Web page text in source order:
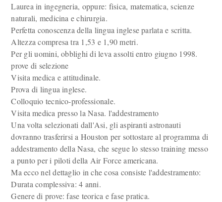
Laurea in ingegneria, oppure: fisica, matematica, scienze
naturali, medicina e chirurgia.
Perfetta conoscenza della lingua inglese parlata e scritta.
Altezza compresa tra 1,53 e 1,90 metri.
Per gli uomini, obblighi di leva assolti entro giugno 1998.
prove di selezione
Visita medica e attitudinale.
Prova di lingua inglese.
Colloquio tecnico-professionale.
Visita medica presso la Nasa. l'addestramento
Una volta selezionati dall'Asi, gli aspiranti astronauti
dovranno trasferirsi a Houston per sottostare al programma di
addestramento della Nasa, che segue lo stesso training messo
a punto per i piloti della Air Force americana.
Ma ecco nel dettaglio in che cosa consiste l'addestramento:
Durata complessiva: 4 anni.
Genere di prove: fase teorica e fase pratica.